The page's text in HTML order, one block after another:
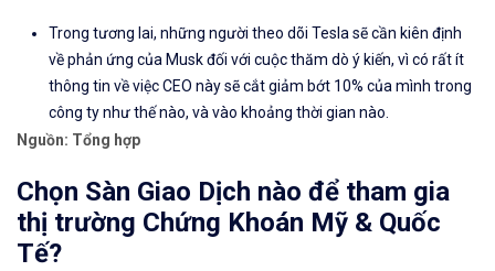
Trong tương lai, những người theo dõi Tesla sẽ cần kiên định
về phản ứng của Musk đối với cuộc thăm dò ý kiến, ​​vì có rất ít
thông tin về việc CEO này sẽ cắt giảm bớt 10% của mình trong
công ty như thế nào, và vào khoảng thời gian nào.
Nguồn: Tổng hợp
Chọn Sàn Giao Dịch nào để tham gia
thị trường Chứng Khoán Mỹ & Quốc
Tế?